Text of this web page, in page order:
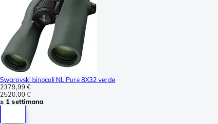
Swarovski binocoli NL Pure 8X32 verde
2379,99 €
2520,00 €
± 1 settimana